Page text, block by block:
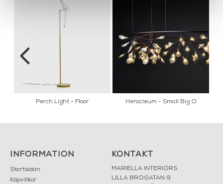
Perch Light - Floor Heracleum - Small Big O
INFORMATION
Startsidan
Köpvillkor
KONTAKT
MARIELLA INTERIORS
LILLA BROGATAN 9